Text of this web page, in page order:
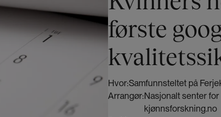
første
Hvor:Samfunnsteltet på
Arrangør:Nasjonalt senter
kjønnsforskning.no